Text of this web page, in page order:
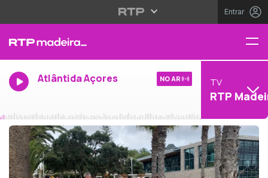
Entrar
Atlântida Açores NO AR TV
RTP